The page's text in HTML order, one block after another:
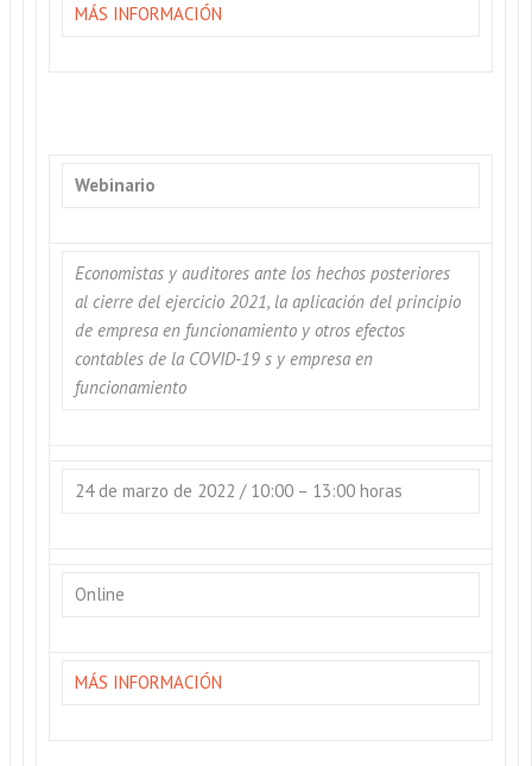
MÁS INFORMACIÓN
Webinario
Economistas y auditores ante los hechos posteriores
al cierre del ejercicio 2021, la aplicación del principio
de empresa en funcionamiento y otros efectos
contables de la COVID-19 s y empresa en
funcionamiento
24 de marzo de 2022 / 10:00 – 13:00 horas
Online
MÁS INFORMACIÓN